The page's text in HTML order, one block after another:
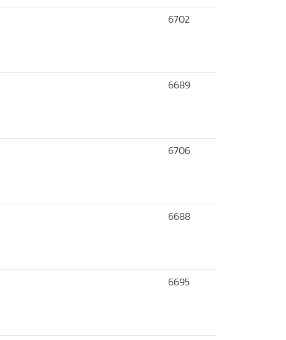
6702
6689
6706
6688
6695